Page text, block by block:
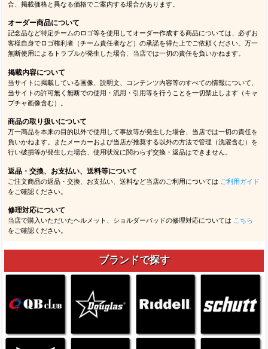
合、掲載価格と異なる価格でご案内する場合があります。
オーダー商品について
記念品など特定チームのロゴ等を使用してオーダー作成する商品については、必ずお
客様自身でロゴ権利者（チーム責任者など）の承諾を得た上でご依頼ください。万一
無断使用によるトラブルが発生した場合、当店では一切の責任を負いかねます。
掲載内容について
当サイトに掲載している画像、説明文、コンテンツ内容等のすべての情報について、
当サイトの許可無く無断での使用・流用・引用等を行うことを一切禁止します（キャ
プチャ画像含む）。
商品の取り扱いについて
万一商品を本来の目的以外で使用して事故等が発生した場合、当店では一切の責任を
負いかねます。またメーカーおよび当店が推奨する以外の方法で管理（洗濯含む）を
行い破損等が発生した場合、使用状況に関わらず交換・返品はできません。
返品・交換、お支払い、送料等について
ご注文商品の返品・交換、お支払い、送料など当店のご利用については ご利用ガイド
をご確認ください。
修理対応について
当店で購入いただいたヘルメット、ショルダーパッドの修理対応については こちら
をご確認ください。
ブランドで探す